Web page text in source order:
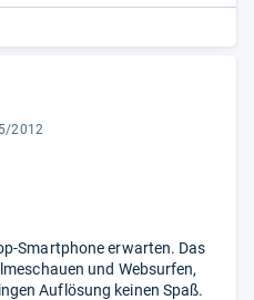
2012
Smartphone erwarten. Das
und Websurfen,
Auflösung keinen Spaß.